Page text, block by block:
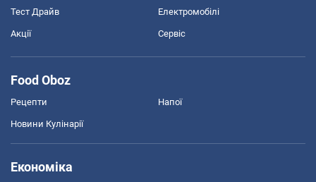
Тест Драйв Електромобілі
Акції Сервіс
Food Oboz
Рецепти Напої
Новини Кулінарії
Економіка